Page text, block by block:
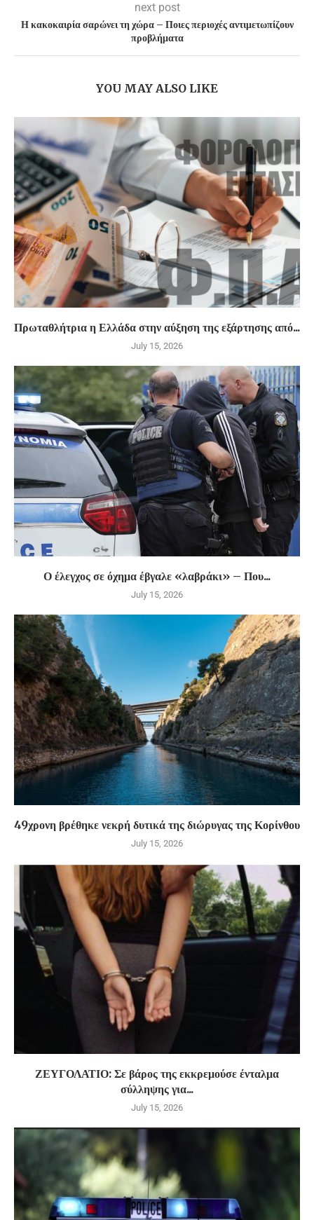
next post
Η κακοκαιρία σαρώνει τη χώρα – Ποιες περιοχές αντιμετωπίζουν
προβλήματα
YOU MAY ALSO LIKE
Πρωταθλήτρια η Ελλάδα στην αύξηση της εξάρτησης από...
July 15, 2026
Ο έλεγχος σε όχημα έβγαλε «λαβράκι» – Που...
July 15, 2026
49χρονη βρέθηκε νεκρή δυτικά της διώρυγας της Κορίνθου
July 15, 2026
ΖΕΥΓΟΛΑΤΙΟ: Σε βάρος της εκκρεμούσε ένταλμα
σύλληψης για...
July 15, 2026